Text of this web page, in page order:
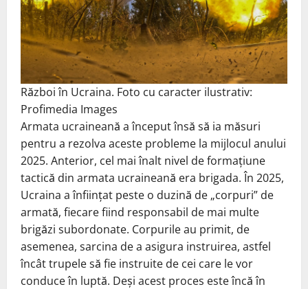
Război în Ucraina. Foto cu caracter ilustrativ:
Profimedia Images
Armata ucraineană a început însă să ia măsuri
pentru a rezolva aceste probleme la mijlocul anului
2025. Anterior, cel mai înalt nivel de formațiune
tactică din armata ucraineană era brigada. În 2025,
Ucraina a înființat peste o duzină de „corpuri” de
armată, fiecare fiind responsabil de mai multe
brigăzi subordonate. Corpurile au primit, de
asemenea, sarcina de a asigura instruirea, astfel
încât trupele să fie instruite de cei care le vor
conduce în luptă. Deși acest proces este încă în